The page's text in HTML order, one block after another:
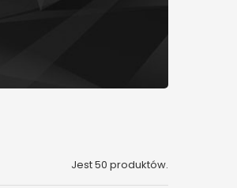
Jest 50 produktów.